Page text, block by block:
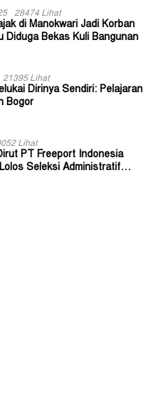
28474 Lihat
di Manokwari Jadi Korban
Diduga Bekas Kuli Bangunan
21395 Lihat
Dirinya Sendiri: Pelajaran
Bogor
Lihat
PT Freeport Indonesia
Seleksi Administratif